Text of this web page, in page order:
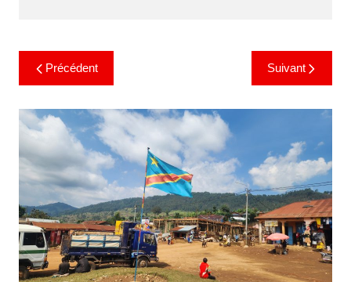
Précédent Suivant